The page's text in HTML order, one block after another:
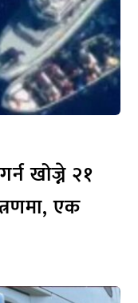
खोज्ने २१
एक